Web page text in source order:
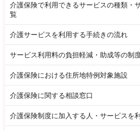
介護保険で利用できるサービスの種類・
覧
介護サービスを利用する手続きの流れ
サービス利用料の負担軽減・助成等の制
介護保険における住所地特例対象施設
介護保険に関する相談窓口
介護保険制度に加入する人・サービスを